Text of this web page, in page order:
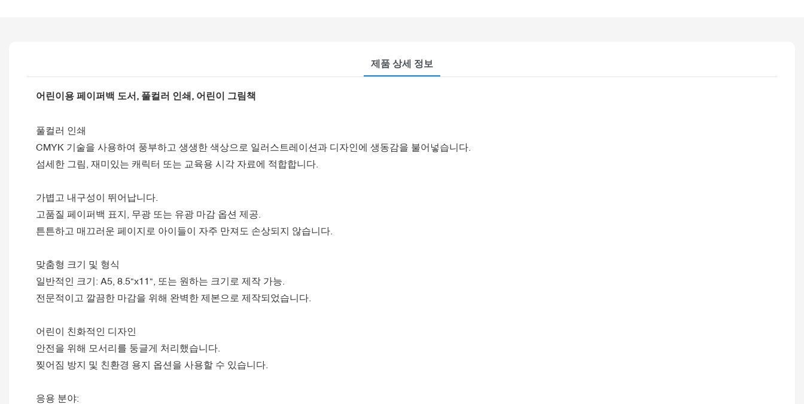
제품 상세 정보
어린이용 페이퍼백 도서, 풀컬러 인쇄, 어린이 그림책
풀컬러 인쇄
CMYK 기술을 사용하여 풍부하고 생생한 색상으로 일러스트레이션과 디자인에 생동감을 불어넣습니다.
섬세한 그림, 재미있는 캐릭터 또는 교육용 시각 자료에 적합합니다.
가볍고 내구성이 뛰어납니다.
고품질 페이퍼백 표지, 무광 또는 유광 마감 옵션 제공.
튼튼하고 매끄러운 페이지로 아이들이 자주 만져도 손상되지 않습니다.
맞춤형 크기 및 형식
일반적인 크기: A5, 8.5"x11", 또는 원하는 크기로 제작 가능.
전문적이고 깔끔한 마감을 위해 완벽한 제본으로 제작되었습니다.
어린이 친화적인 디자인
안전을 위해 모서리를 둥글게 처리했습니다.
찢어짐 방지 및 친환경 용지 옵션을 사용할 수 있습니다.
응용 분야: